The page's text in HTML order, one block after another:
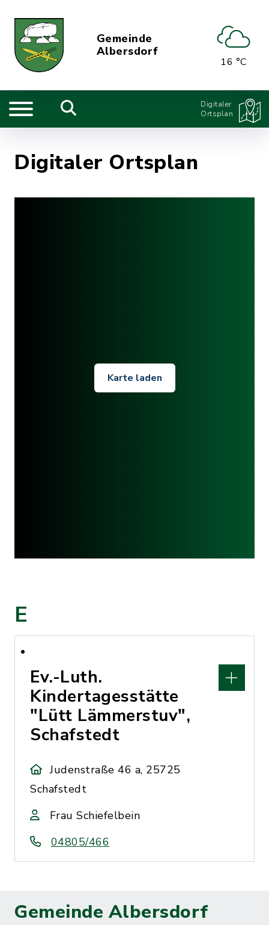
Gemeinde
Albersdorf
16 °C
Digitaler
Ortsplan
Digitaler Ortsplan
Karte laden
E
Ev.-Luth.
Kindertagesstätte
"Lütt Lämmerstuv",
Schafstedt
Judenstraße 46 a, 25725
Schafstedt
Frau Schiefelbein
04805/466
Gemeinde Albersdorf